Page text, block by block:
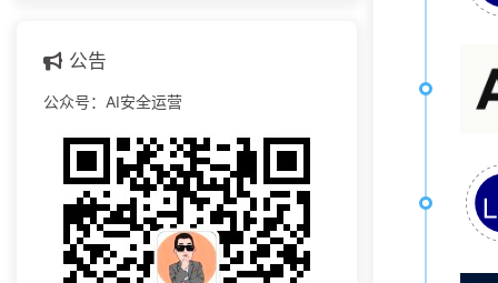
公告
公众号：AI安全运营